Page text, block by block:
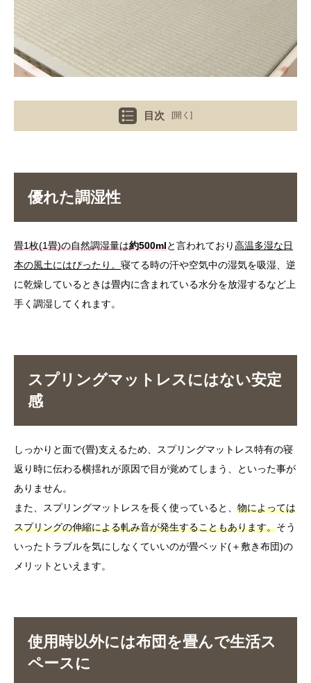
目次 [開く]
優れた調湿性
畳1枚(1畳)の自然調湿量は約500mlと言われており高温多湿な日
本の風土にはぴったり。寝てる時の汗や空気中の湿気を吸湿、逆
に乾燥しているときは畳内に含まれている水分を放湿するなど上
手く調湿してくれます。
スプリングマットレスにはない安定
感
しっかりと面で(畳)支えるため、スプリングマットレス特有の寝
返り時に伝わる横揺れが原因で目が覚めてしまう、といった事が
ありません。
また、スプリングマットレスを長く使っていると、物によっては
スプリングの伸縮による軋み音が発生することもあります。そう
いったトラブルを気にしなくていいのが畳ベッド(＋敷き布団)の
メリットといえます。
使用時以外には布団を畳んで生活ス
ペースに